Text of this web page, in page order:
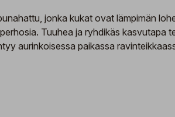
jonka kukat ovat lämpimän
Tuuhea ja ryhdikäs kasvutapa
aurinkoisessa paikassa